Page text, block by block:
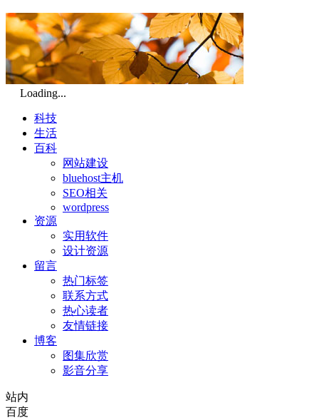
Loading...
科技
生活
百科
网站建设
bluehost主机
SEO相关
wordpress
资源
实用软件
设计资源
留言
热门标签
联系方式
热心读者
友情链接
博客
图集欣赏
影音分享
站内
百度